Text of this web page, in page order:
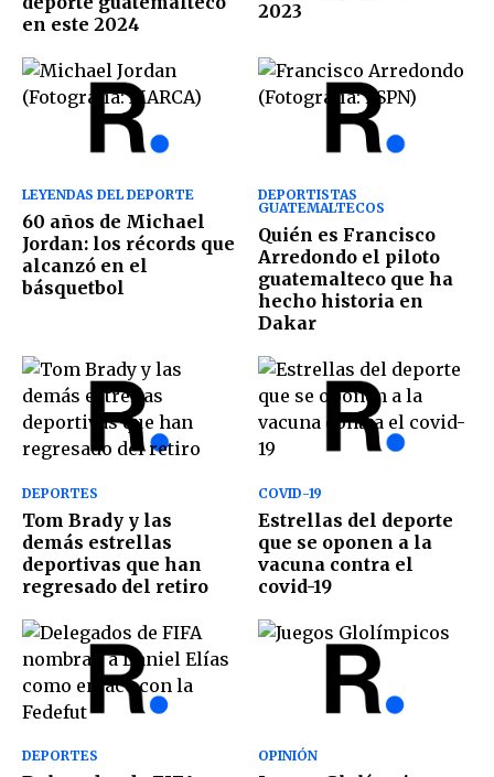
en este 2024
2023
LEYENDAS DEL DEPORTE
60 años de Michael
Jordan: los récords que
alcanzó en el
básquetbol
DEPORTISTAS
GUATEMALTECOS
Quién es Francisco
Arredondo el piloto
guatemalteco que ha
hecho historia en
Dakar
DEPORTES
Tom Brady y las
demás estrellas
deportivas que han
regresado del retiro
COVID-19
Estrellas del deporte
que se oponen a la
vacuna contra el
covid-19
DEPORTES OPINIÓN